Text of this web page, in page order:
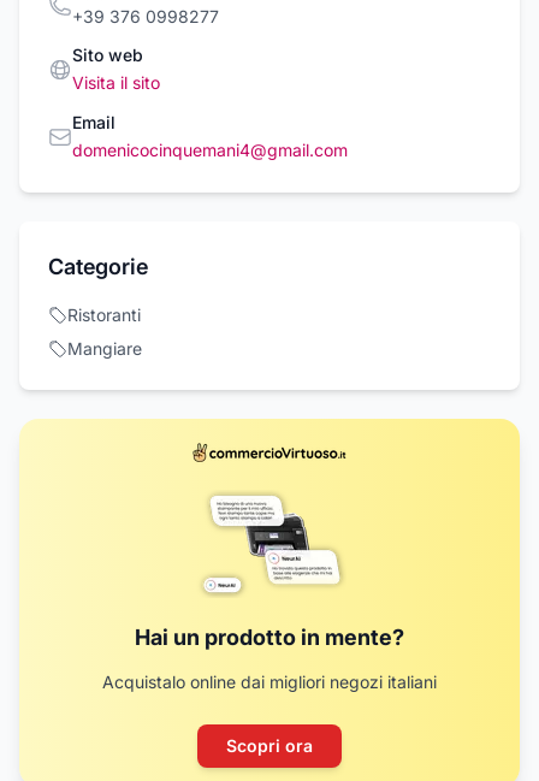
+39 376 0998277
Sito web
Visita il sito
Email
domenicocinquemani4@gmail.com
Categorie
Ristoranti
Mangiare
Hai un prodotto in mente?
Acquistalo online dai migliori negozi italiani
Scopri ora